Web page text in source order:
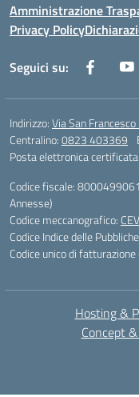
Amministrazione
Privacy Policy
Seguici su:
Indirizzo:Via San
Centralino:0823 403369
Posta elettronica certificata
Codice fiscale:
Annesse)
Codice meccanografico:
Codice Indice delle
Codice unico di fatturazione
Hosting &
Concept